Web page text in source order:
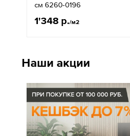
см 6260-0196
1'348 р./м2
Наши акции